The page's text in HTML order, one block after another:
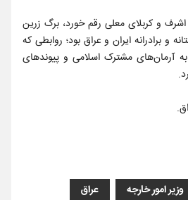
و کربلای معلی رقم خورد، برگ زرین
و برادرانه ایران و عراق بود؛ روابطی که
آرمان‌های مشترک اسلامی و پیوندهای
وزیر امور خارجه
عراق